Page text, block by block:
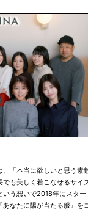
、「本当に欲しいと思う素
でも美しく着こなせるサイ
いう想いで2018年にスター
あなたに陽が当たる服』を